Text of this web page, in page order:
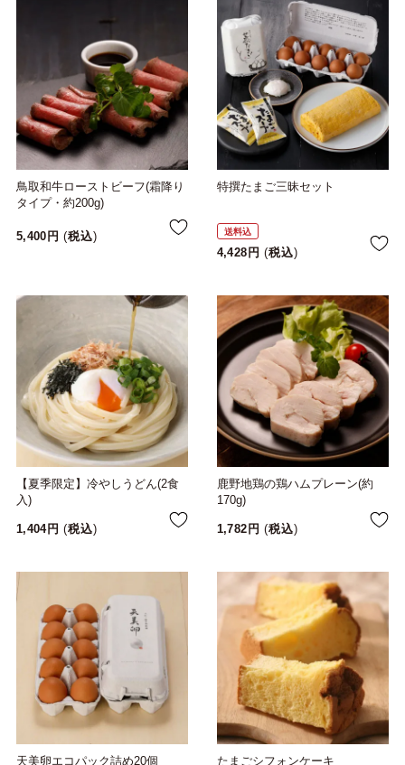
鳥取和牛ローストビーフ(霜降り
タイプ・約200g)
5,400 税込
特撰たまご三昧セット
送料込
4,428 税込
【夏季限定】冷やしうどん(2食
入)
1,404 税込
鹿野地鶏の鶏ハムプレーン(約
170g)
1,782 税込
天美卵エコパック詰め20個 たまごシフォンケーキ